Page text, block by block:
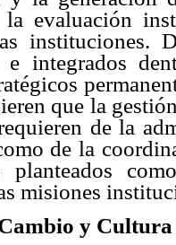
evaluación
instituciones.
e integrados
que la
de la
de la
planteados
misiones
y